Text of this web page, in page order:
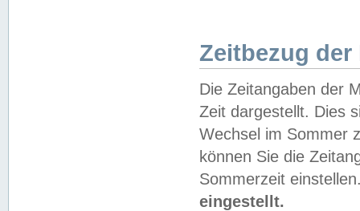
Zeitbezug der
Die Zeitangaben der
Zeit dargestellt. Dies
Wechsel im Sommer
können Sie die
Sommerzeit
eingestellt.